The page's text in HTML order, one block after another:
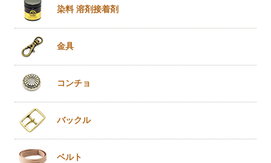
染料 溶剤接着剤
金具
コンチョ
バックル
ベルト